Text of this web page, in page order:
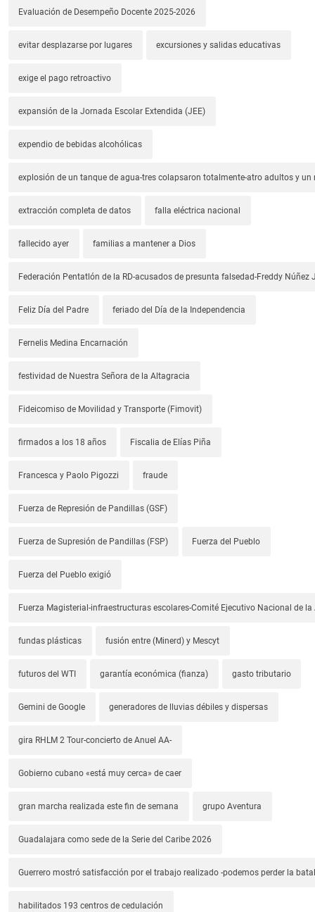
Evaluación de Desempeño Docente 2025-2026
evitar desplazarse por lugares excursiones y salidas educativas
exige el pago retroactivo
expansión de la Jornada Escolar Extendida (JEE)
expendio de bebidas alcohólicas
explosión de un tanque de agua-tres colapsaron totalmente-atro adultos y un
extracción completa de datos falla eléctrica nacional
fallecido ayer familias a mantener a Dios
Federación Pentatlón de la RD-acusados de presunta falsedad-Freddy Núñez
Feliz Día del Padre feriado del Día de la Independencia
Fernelis Medina Encarnación
festividad de Nuestra Señora de la Altagracia
Fideicomiso de Movilidad y Transporte (Fimovit)
firmados a los 18 años Fiscalia de Elías Piña
Francesca y Paolo Pigozzi fraude
Fuerza de Represión de Pandillas (GSF)
Fuerza de Supresión de Pandillas (FSP) Fuerza del Pueblo
Fuerza del Pueblo exigió
Fuerza Magisterial-infraestructuras escolares-Comité Ejecutivo Nacional de la
fundas plásticas fusión entre (Minerd) y Mescyt
futuros del WTI garantía económica (fianza) gasto tributario
Gemini de Google generadores de lluvias débiles y dispersas
gira RHLM 2 Tour-concierto de Anuel AA-
Gobierno cubano «está muy cerca» de caer
gran marcha realizada este fin de semana grupo Aventura
Guadalajara como sede de la Serie del Caribe 2026
Guerrero mostró satisfacción por el trabajo realizado -podemos perder la
habilitados 193 centros de cedulación